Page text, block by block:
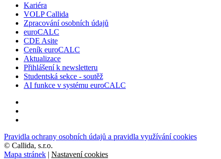
Kariéra
VOLP Callida
Zpracování osobních údajů
euroCALC
CDE Asite
Ceník euroCALC
Aktualizace
Přihlášení k newsletteru
Studentská sekce - soutěž
AI funkce v systému euroCALC
Pravidla ochrany osobních údajů a pravidla využívání cookies
© Callida, s.r.o.
Mapa stránek | Nastavení cookies